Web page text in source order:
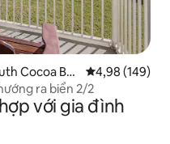
Cocoa Be
Xếp hạng
4,98 (149)
ra biển 2/2
với gia đình